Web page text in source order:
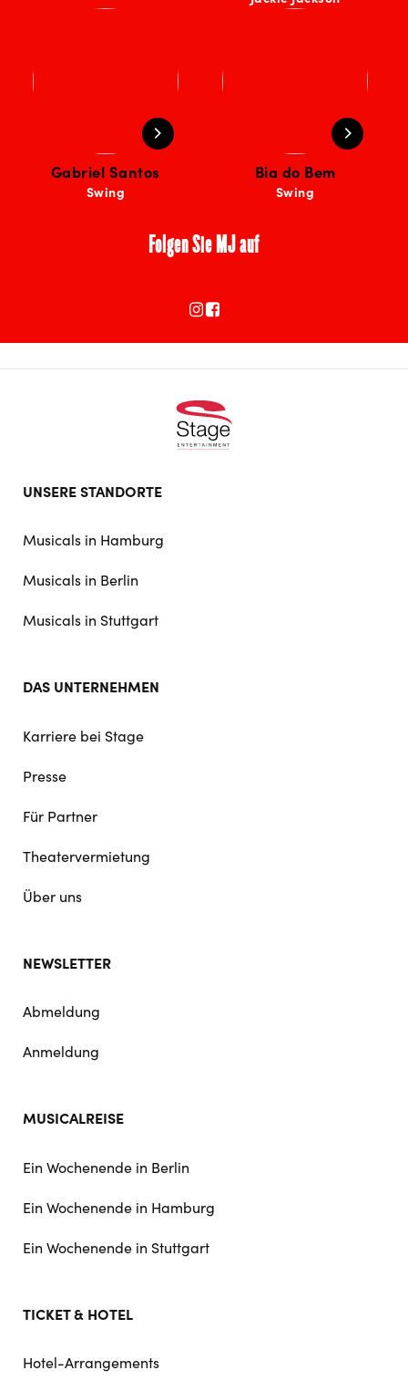
Gabriel Santos
Swing
Bia do Bem
Swing
Folgen Sie MJ auf
doormat
UNSERE STANDORTE
Musicals in Hamburg
Musicals in Berlin
Musicals in Stuttgart
DAS UNTERNEHMEN
Karriere bei Stage
Presse
Für Partner
Theatervermietung
Über uns
NEWSLETTER
Abmeldung
Anmeldung
MUSICALREISE
Ein Wochenende in Berlin
Ein Wochenende in Hamburg
Ein Wochenende in Stuttgart
TICKET & HOTEL
Hotel-Arrangements